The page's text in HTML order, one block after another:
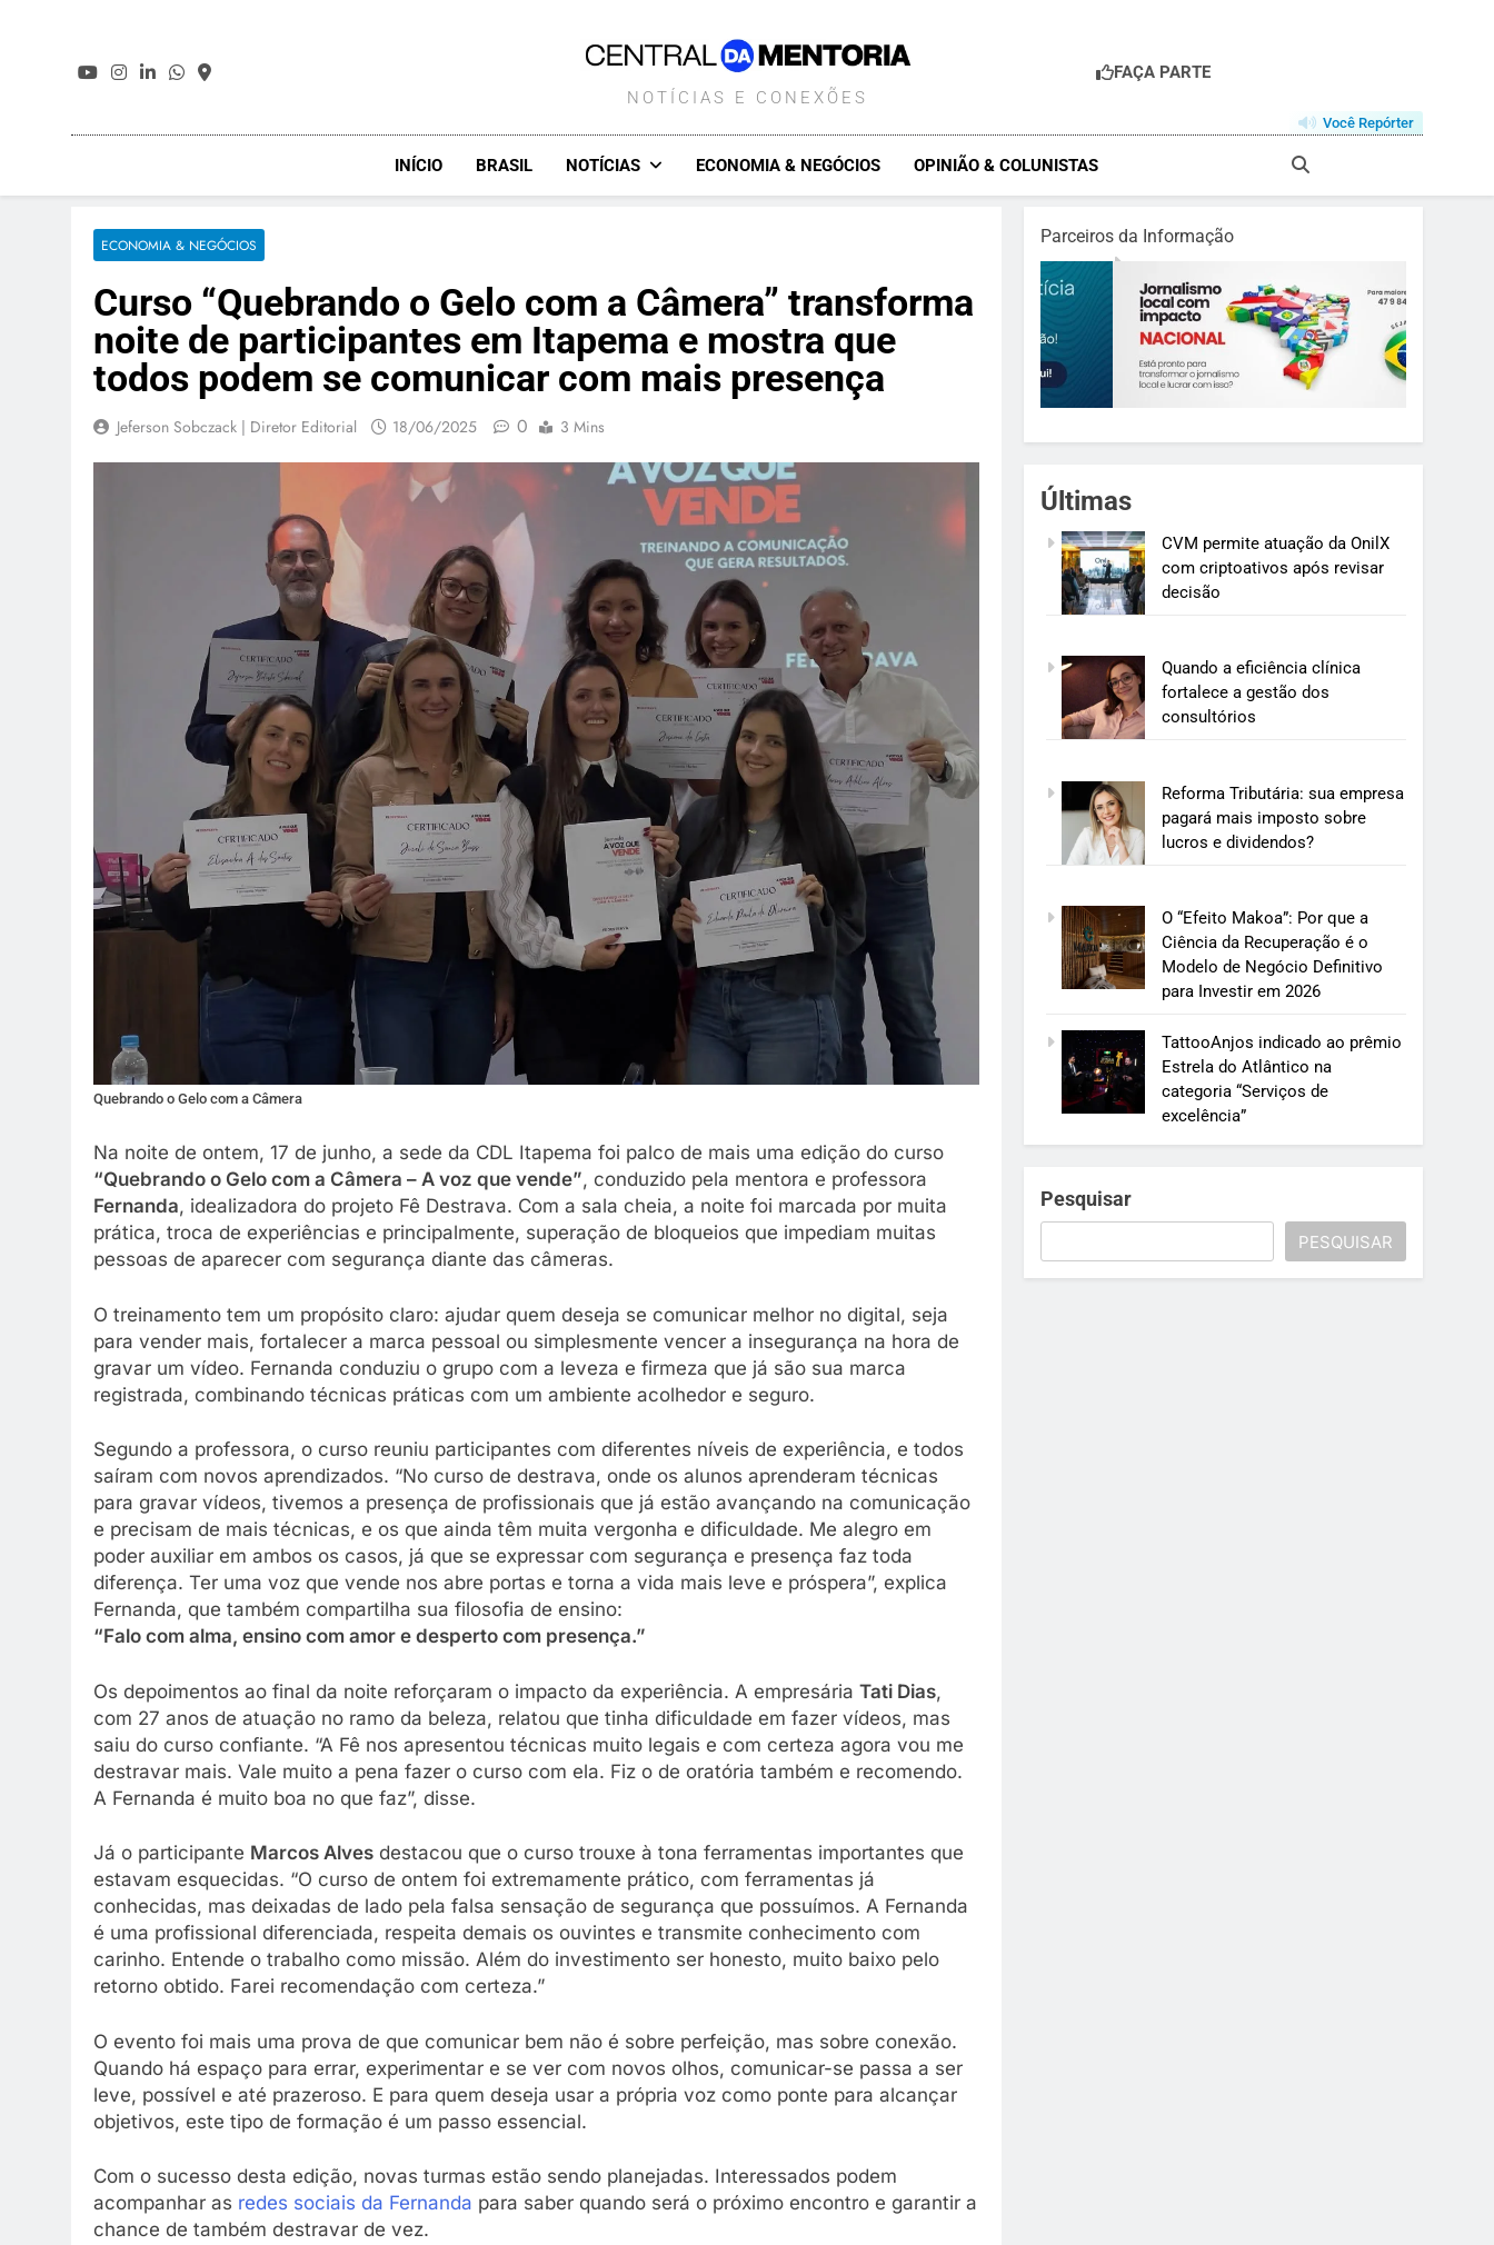
CENTRALDAMENTORIA.COM.BR
NOTÍCIAS E CONEXÕES
FAÇA PARTE
Você Repórter
INÍCIO BRASIL NOTÍCIAS ECONOMIA & NEGÓCIOS OPINIÃO & COLUNISTAS
ECONOMIA & NEGÓCIOS
Curso “Quebrando o Gelo com a Câmera” transforma
noite de participantes em Itapema e mostra que
todos podem se comunicar com mais presença
Jeferson Sobczack | Diretor Editorial 18/06/2025 0 3 Mins
Quebrando o Gelo com a Câmera
Na noite de ontem, 17 de junho, a sede da CDL Itapema foi palco de mais uma edição do curso
“Quebrando o Gelo com a Câmera – A voz que vende”, conduzido pela mentora e professora
Fernanda, idealizadora do projeto Fê Destrava. Com a sala cheia, a noite foi marcada por muita
prática, troca de experiências e principalmente, superação de bloqueios que impediam muitas
pessoas de aparecer com segurança diante das câmeras.
O treinamento tem um propósito claro: ajudar quem deseja se comunicar melhor no digital, seja
para vender mais, fortalecer a marca pessoal ou simplesmente vencer a insegurança na hora de
gravar um vídeo. Fernanda conduziu o grupo com a leveza e firmeza que já são sua marca
registrada, combinando técnicas práticas com um ambiente acolhedor e seguro.
Segundo a professora, o curso reuniu participantes com diferentes níveis de experiência, e todos
saíram com novos aprendizados. “No curso de destrava, onde os alunos aprenderam técnicas
para gravar vídeos, tivemos a presença de profissionais que já estão avançando na comunicação
e precisam de mais técnicas, e os que ainda têm muita vergonha e dificuldade. Me alegro em
poder auxiliar em ambos os casos, já que se expressar com segurança e presença faz toda
diferença. Ter uma voz que vende nos abre portas e torna a vida mais leve e próspera”, explica
Fernanda, que também compartilha sua filosofia de ensino:
“Falo com alma, ensino com amor e desperto com presença.”
Os depoimentos ao final da noite reforçaram o impacto da experiência. A empresária Tati Dias,
com 27 anos de atuação no ramo da beleza, relatou que tinha dificuldade em fazer vídeos, mas
saiu do curso confiante. “A Fê nos apresentou técnicas muito legais e com certeza agora vou me
destravar mais. Vale muito a pena fazer o curso com ela. Fiz o de oratória também e recomendo.
A Fernanda é muito boa no que faz”, disse.
Já o participante Marcos Alves destacou que o curso trouxe à tona ferramentas importantes que
estavam esquecidas. “O curso de ontem foi extremamente prático, com ferramentas já
conhecidas, mas deixadas de lado pela falsa sensação de segurança que possuímos. A Fernanda
é uma profissional diferenciada, respeita demais os ouvintes e transmite conhecimento com
carinho. Entende o trabalho como missão. Além do investimento ser honesto, muito baixo pelo
retorno obtido. Farei recomendação com certeza.”
O evento foi mais uma prova de que comunicar bem não é sobre perfeição, mas sobre conexão.
Quando há espaço para errar, experimentar e se ver com novos olhos, comunicar-se passa a ser
leve, possível e até prazeroso. E para quem deseja usar a própria voz como ponte para alcançar
objetivos, este tipo de formação é um passo essencial.
Com o sucesso desta edição, novas turmas estão sendo planejadas. Interessados podem
acompanhar as redes sociais da Fernanda para saber quando será o próximo encontro e garantir a
chance de também destravar de vez.
Parceiros da Informação
Últimas
CVM permite atuação da OnilX
com criptoativos após revisar
decisão
Quando a eficiência clínica
fortalece a gestão dos
consultórios
Reforma Tributária: sua empresa
pagará mais imposto sobre
lucros e dividendos?
O “Efeito Makoa”: Por que a
Ciência da Recuperação é o
Modelo de Negócio Definitivo
para Investir em 2026
TattooAnjos indicado ao prêmio
Estrela do Atlântico na
categoria “Serviços de
excelência”
Pesquisar
PESQUISAR